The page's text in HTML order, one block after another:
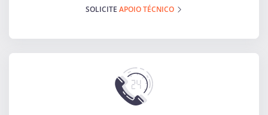
SOLICITE APOIO TÉCNICO